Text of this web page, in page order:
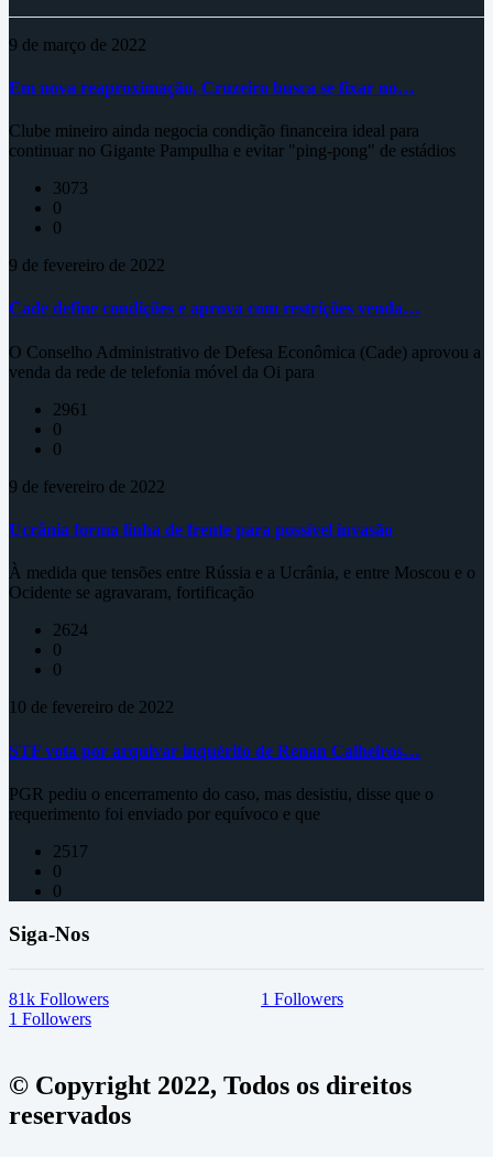
9 de março de 2022
Em nova reaproximação, Cruzeiro busca se fixar no…
Clube mineiro ainda negocia condição financeira ideal para
continuar no Gigante Pampulha e evitar "ping-pong" de estádios
3073
0
0
9 de fevereiro de 2022
Cade define condições e aprova com restrições venda…
O Conselho Administrativo de Defesa Econômica (Cade) aprovou a
venda da rede de telefonia móvel da Oi para
2961
0
0
9 de fevereiro de 2022
Ucrânia forma linha de frente para possível invasão
À medida que tensões entre Rússia e a Ucrânia, e entre Moscou e o
Ocidente se agravaram, fortificação
2624
0
0
10 de fevereiro de 2022
STF vota por arquivar inquérito de Renan Calheiros…
PGR pediu o encerramento do caso, mas desistiu, disse que o
requerimento foi enviado por equívoco e que
2517
0
0
Siga-Nos
81k Followers 1 Followers
1 Followers
© Copyright 2022, Todos os direitos
reservados